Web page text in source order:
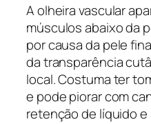
A olheira vascular
músculos abaixo da
por causa da pele
da transparência
local. Costuma ter
e pode piorar com
retenção de líquido e